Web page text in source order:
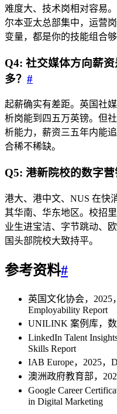
难度大、技术岗相对容易
尔本亚太总部集中，运营
变量，都是你的技能组合
Q4: 社交媒体方向薪
多？ #
起薪确实有差距。英国社
析岗能到四五万英镑。但
析能力，薪资三五年内能
合稀不稀缺。
Q5: 港新院校的数字
港大、港中文、NUS 在快
其华南、华东地区。校招
业生进宝洁、字节跳动、
国头部院校大致持平。
参考资料#
英国文化协会，2025
Employability Report
UNILINK 案例库，
LinkedIn Talent
Skills Report
IAB Europe，2025，
澳洲政府教育部，
Google Career
in Digital Marketing